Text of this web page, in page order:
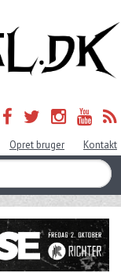
Opret bruger Kontakt